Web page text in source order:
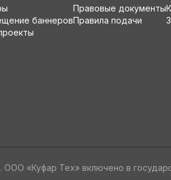
баннеров
Правовые документы
Правила подачи
«Куфар Тех» включено в